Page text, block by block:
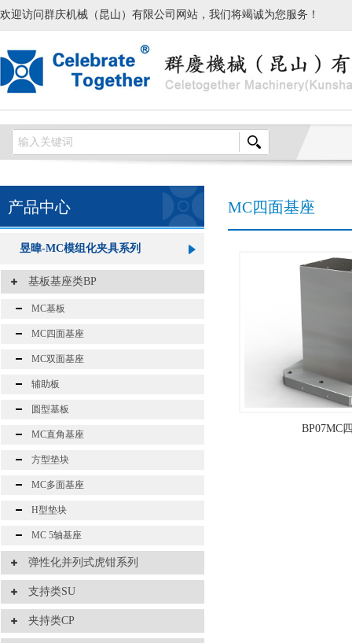
欢迎访问群庆机械（昆山）有限公司网站，我们将竭诚为您服务！
产品中心
昱暐-MC模组化夹具系列
基板基座类BP
MC基板
MC四面基座
MC双面基座
辅助板
圆型基板
MC直角基座
方型垫块
MC多面基座
H型垫块
MC 5轴基座
弹性化并列式虎钳系列
支持类SU
夹持类CP
MC四面基座
BP07MC